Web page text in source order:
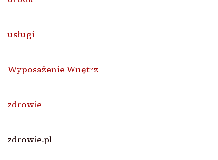
usługi
Wyposażenie Wnętrz
zdrowie
zdrowie.pl